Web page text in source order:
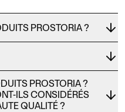
PROSTORIA ?
PROSTORIA ?
ILS CONSIDÉRÉS
QUALITÉ ?